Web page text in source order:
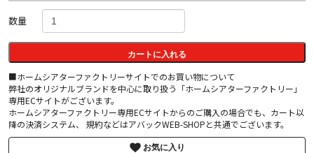
数量
カートに入れる
■ホームシアターファクトリーサイトでのお買い物について
弊社のオリジナルブランドを中心に取り扱う「ホームシアターファクトリー」
専用ECサイトがございます。
ホームシアターファクトリー専用ECサイトからのご購入の場合でも、カート以
降の決済システム、 規約などはアバックWEB-SHOPと共通でございます。
お気に入り